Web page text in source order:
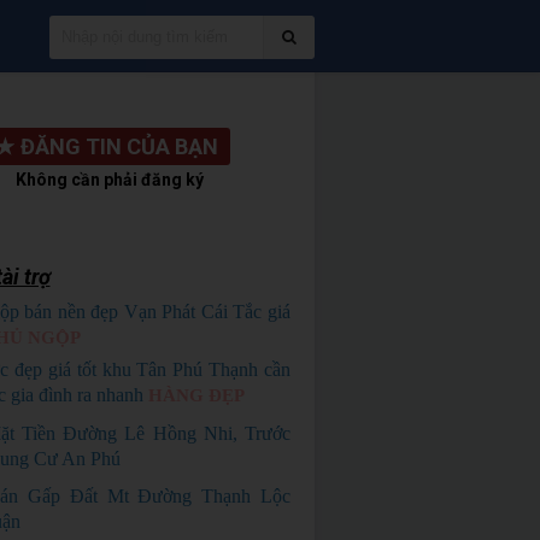
ĐĂNG TIN CỦA BẠN
Không cần phải đăng ký
trợ
bán nền đẹp Vạn Phát Cái Tắc giá
đẹp giá tốt khu Tân Phú Thạnh cần
gia đình ra nhanh
Tiền Đường Lê Hồng Nhi, Trước
Cư An Phú
Gấp Đất Mt Đường Thạnh Lộc